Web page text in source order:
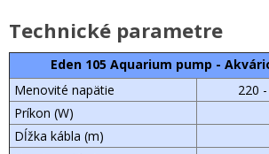
Technické parametre
Eden 105 Aquarium pump -
Menovité napätie
220
Príkon (W)
Dĺžka kábla (m)